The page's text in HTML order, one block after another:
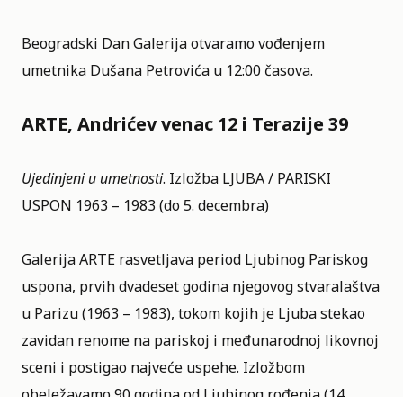
Beogradski Dan Galerija otvaramo vođenjem
umetnika Dušana Petrovića u 12:00 časova.
ARTE, Andrićev venac 12 i Terazije 39
Ujedinjeni u umetnosti. Izložba LJUBA / PARISKI
USPON 1963 – 1983 (do 5. decembra)
Galerija ARTE rasvetljava period Ljubinog Pariskog
uspona, prvih dvadeset godina njegovog stvaralaštva
u Parizu (1963 – 1983), tokom kojih je Ljuba stekao
zavidan renome na pariskoj i međunarodnoj likovnoj
sceni i postigao najveće uspehe. Izložbom